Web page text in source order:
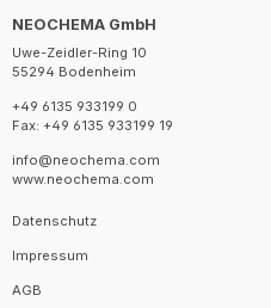
NEOCHEMA GmbH
Uwe-Zeidler-Ring 10
55294 Bodenheim
+49 6135 933199 0
Fax: +49 6135 933199 19
info@neochema.com
www.neochema.com
Datenschutz
Impressum
AGB